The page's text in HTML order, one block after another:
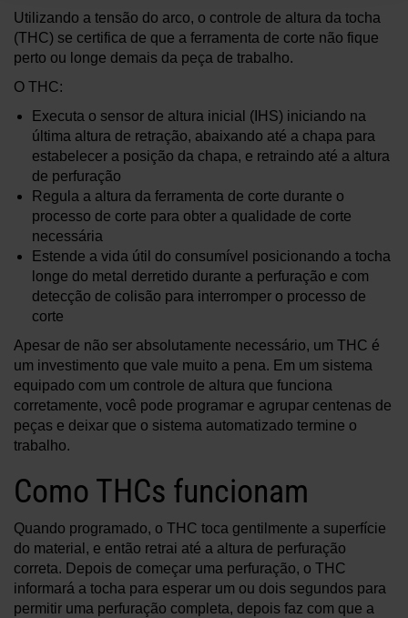
Utilizando a tensão do arco, o controle de altura da tocha
(THC) se certifica de que a ferramenta de corte não fique
perto ou longe demais da peça de trabalho.
O THC:
Executa o sensor de altura inicial (IHS) iniciando na
última altura de retração, abaixando até a chapa para
estabelecer a posição da chapa, e retraindo até a altura
de perfuração
Regula a altura da ferramenta de corte durante o
processo de corte para obter a qualidade de corte
necessária
Estende a vida útil do consumível posicionando a tocha
longe do metal derretido durante a perfuração e com
detecção de colisão para interromper o processo de
corte
Apesar de não ser absolutamente necessário, um THC é
um investimento que vale muito a pena. Em um sistema
equipado com um controle de altura que funciona
corretamente, você pode programar e agrupar centenas de
peças e deixar que o sistema automatizado termine o
trabalho.
Como THCs funcionam
Quando programado, o THC toca gentilmente a superfície
do material, e então retrai até a altura de perfuração
correta. Depois de começar uma perfuração, o THC
informará a tocha para esperar um ou dois segundos para
permitir uma perfuração completa, depois faz com que a